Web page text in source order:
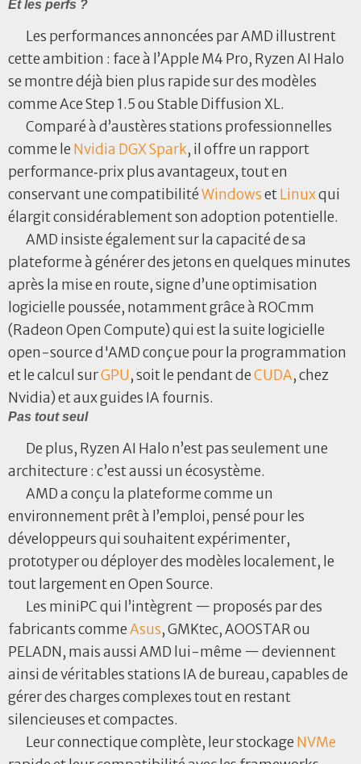
Et les perfs ?
Les performances annoncées par AMD illustrent
cette ambition : face à l’Apple M4 Pro, Ryzen AI Halo
se montre déjà bien plus rapide sur des modèles
comme Ace Step 1.5 ou Stable Diffusion XL.
Comparé à d’austères stations professionnelles
comme le Nvidia DGX Spark, il offre un rapport
performance‑prix plus avantageux, tout en
conservant une compatibilitéWindowsetLinuxqui
élargit considérablement son adoption potentielle.
AMD insiste également sur la capacité de sa
plateforme à générer des jetons en quelques minutes
après la mise en route, signe d’une optimisation
logicielle poussée, notamment grâce à ROCmm
(Radeon Open Compute) qui est la suite logicielle
open-source d'AMD conçue pour la programmation
et le calcul surGPU, soit le pendant deCUDA, chez
Nvidia) et aux guides IA fournis.
Pas tout seul
De plus, Ryzen AI Halo n’est pas seulement une
architecture : c’est aussi un écosystème.
AMD a conçu la plateforme comme un
environnement prêt à l’emploi, pensé pour les
développeurs qui souhaitent expérimenter,
prototyper ou déployer des modèles localement, le
tout largement en Open Source.
Les miniPC qui l’intègrent — proposés par des
fabricants commeAsus, GMKtec, AOOSTAR ou
PELADN, mais aussi AMD lui-même — deviennent
ainsi de véritables stations IA de bureau, capables de
gérer des charges complexes tout en restant
silencieuses et compactes.
Leur connectique complète, leur stockage NVMe